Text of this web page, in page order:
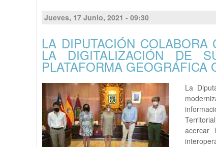
Jueves, 17 Junio, 2021 - 09:30
LA DIPUTACIÓN
LA DIGITALIZACIÓN DE
PLATAFORMA GEOGRÁFICA
La
acercar